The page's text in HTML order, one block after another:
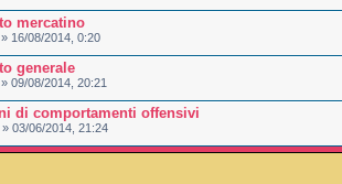
mercatino
» 16/08/2014, 0:20
generale
» 09/08/2014, 20:21
di comportamenti offensivi
» 03/06/2014, 21:24